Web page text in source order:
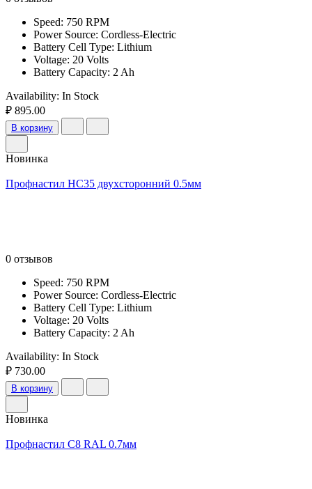
Speed: 750 RPM
Power Source: Cordless-Electric
Battery Cell Type: Lithium
Voltage: 20 Volts
Battery Capacity: 2 Ah
Availability: In Stock
₽ 895.00
В корзину
Новинка
Профнастил НС35 двухсторонний 0.5мм
0 отзывов
Speed: 750 RPM
Power Source: Cordless-Electric
Battery Cell Type: Lithium
Voltage: 20 Volts
Battery Capacity: 2 Ah
Availability: In Stock
₽ 730.00
В корзину
Новинка
Профнастил С8 RAL 0.7мм